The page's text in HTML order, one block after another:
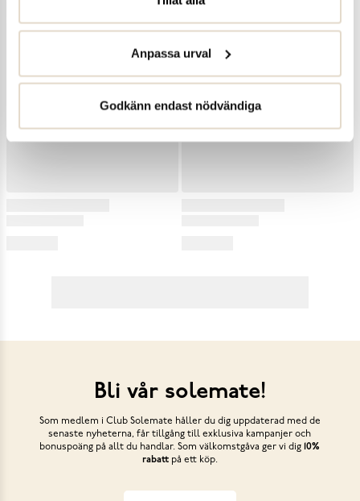
Anpassa urval
Godkänn endast nödvändiga
Bli vår solemate!
Som medlem i Club Solemate håller du dig uppdaterad med de
senaste nyheterna, får tillgång till exklusiva kampanjer och
bonuspoäng på allt du handlar. Som välkomstgåva ger vi dig 10%
rabattpå ett köp.